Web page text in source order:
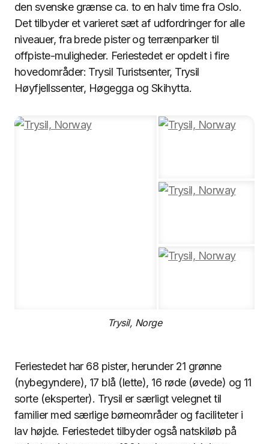
den svenske grænse ca. to en halv time fra Oslo.
Det tilbyder et varieret sæt af udfordringer for alle
niveauer, fra brede pister og terrænparker til
offpiste-muligheder. Feriestedet er opdelt i fire
hovedområder: Trysil Turistsenter, Trysil
Høyfjellssenter, Høgegga og Skihytta.
Trysil, Norge
Feriestedet har 68 pister, herunder 21 grønne
(nybegyndere), 17 blå (lette), 16 røde (øvede) og 11
sorte (eksperter). Trysil er særligt velegnet til
familier med særlige børneområder og faciliteter i
lav højde. Feriestedet tilbyder også natskiløb på